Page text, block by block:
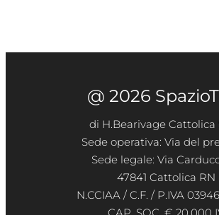
@ 2026
di H.Bearivage Cattolica
Sede operativa: Via del
Sede legale: Via
47841 Cattolica RN
N.CCIAA / C.F. / P.IVA
CAP. SOC. € 20.000